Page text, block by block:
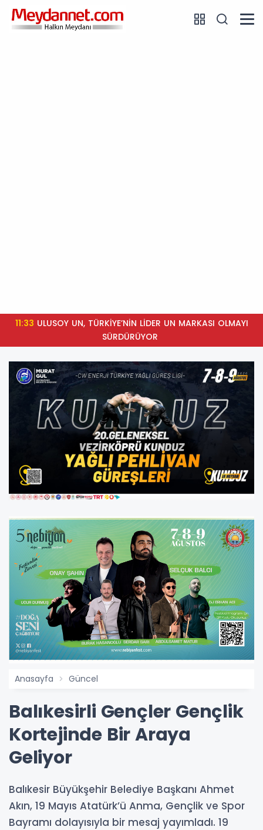
11:32 KPSS Ücretleri Canik Belediyesi'nden!
Anasayfa Güncel
Balıkesirli Gençler Gençlik
Kortejinde Bir Araya
Geliyor
Balıkesir Büyükşehir Belediye Başkanı Ahmet
Akın, 19 Mayıs Atatürk’ü Anma, Gençlik ve Spor
Bayramı dolayısıyla bir mesaj yayımladı. 19